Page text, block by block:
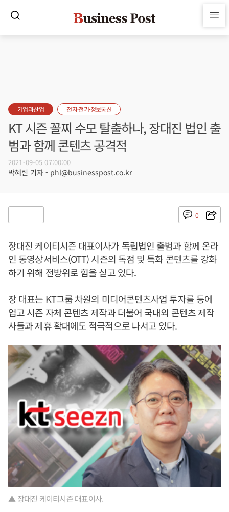
기업과산업 전자·전기·정보통신
KT 시즌 꼴찌 수모 탈출하나, 장대진 법인 출
범과 함께 콘텐츠 공격적
2021-09-05 07:00:00
박혜린 기자 - phl@businesspost.co.kr
0
장대진 케이티시즌 대표이사가 독립법인 출범과 함께 온라
인 동영상서비스(OTT) 시즌의 독점 및 특화 콘텐츠를 강화
하기 위해 전방위로 힘을 싣고 있다.
장 대표는 KT그룹 차원의 미디어콘텐츠사업 투자를 등에
업고 시즌 자체 콘텐츠 제작과 더불어 국내외 콘텐츠 제작
사들과 제휴 확대에도 적극적으로 나서고 있다.
▲ 장대진 케이티시즌 대표이사.